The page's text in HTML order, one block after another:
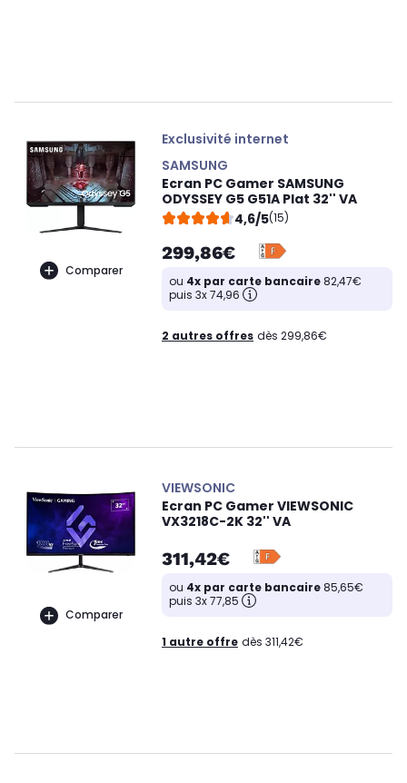
Comparer
Exclusivité internet
SAMSUNG
Ecran PC Gamer SAMSUNG
ODYSSEY G5 G51A Plat 32'' VA
4,6/5(15)
299,86€
ou 4x par carte bancaire82,47€
puis 3x 74,96
2 autres offres dès 299,86€
Comparer
VIEWSONIC
Ecran PC Gamer VIEWSONIC
VX3218C-2K 32'' VA
311,42€
ou 4x par carte bancaire85,65€
puis 3x 77,85
1 autre offre dès 311,42€